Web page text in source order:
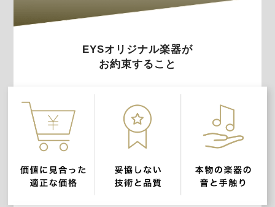
EYSオリジナル楽器が
お約束すること